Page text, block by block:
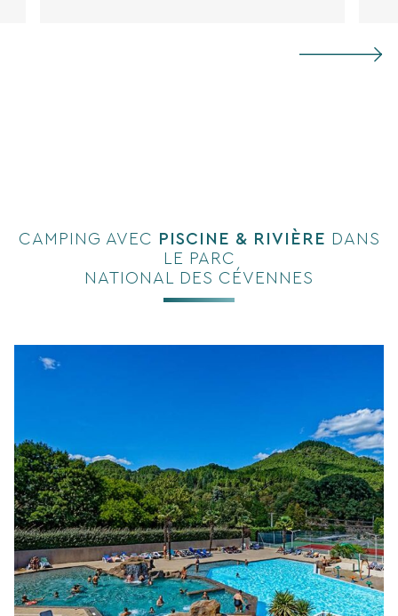
CAMPING AVEC PISCINE & RIVIÈRE DANS
LE PARC
NATIONAL DES CÉVENNES